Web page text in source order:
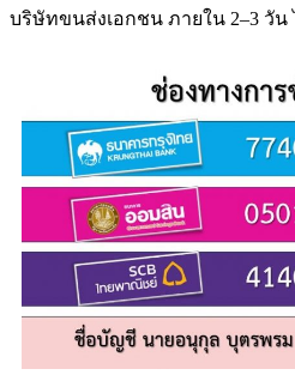
บริษัทขนส่งเอกชน ภายใน 2–3 วัน